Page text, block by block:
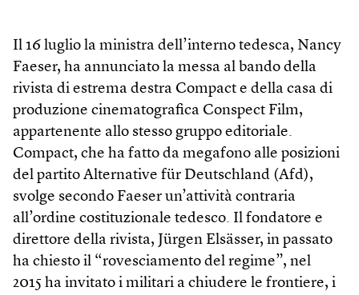
Il 16 luglio la ministra dell’interno tedesca, Nancy
Faeser, ha annunciato la messa al bando della
rivista di estrema destra Compact e della casa di
produzione cinematografica Conspect Film,
appartenente allo stesso gruppo editoriale.
Compact, che ha fatto da megafono alle posizioni
del partito Alternative für Deutschland (Afd),
svolge secondo Faeser un’attività contraria
all’ordine costituzionale tedesco. Il fondatore e
direttore della rivista, Jürgen Elsässer, in passato
ha chiesto il “rovesciamento del regime”, nel
2015 ha invitato i militari a chiudere le frontiere, i